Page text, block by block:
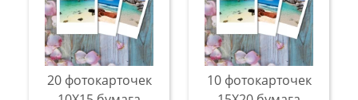
20 фотокарточек
10 фотокарточек